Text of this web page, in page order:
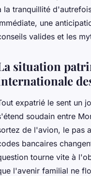
la tranquillité
une
valides et les
situation
expatrié le sent un
soudain entre
de l'avion, le pas
bancaires
tourne vite à
l'avenir familial ne